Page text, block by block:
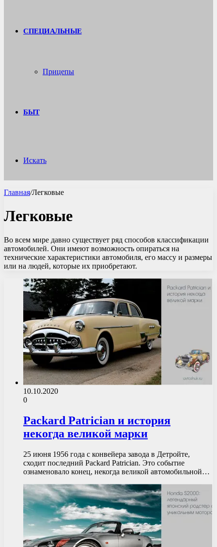
СПЕЦИАЛЬНЫЕ
Прицепы
БЫТ
Искать
Главная/Легковые
Легковые
Во всем мире давно существует ряд способов классификации
автомобилей. Они имеют возможность опираться на
технические характеристики автомобиля, его массу и размеры
или на людей, которые их приобретают.
10.10.2020
0
Packard Patrician и история
некогда великой марки
25 июня 1956 года с конвейера завода в Детройте,
сходит последний Packard Patrician. Это событие
ознаменовало конец, некогда великой автомобильной…